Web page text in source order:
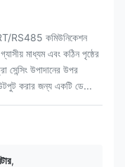
RS485 কমিউনিকেশন
মাধ্যম এবং কঠিন পৃষ্ঠের
সেন্সিং উপাদানের উপর
করার জন্য একটি ডে...
,